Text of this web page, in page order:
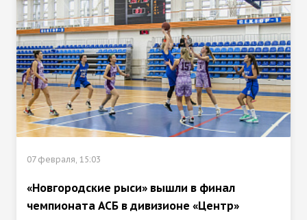
07 февраля, 15:03
«Новгородские рыси» вышли в финал
чемпионата АСБ в дивизионе «Центр»